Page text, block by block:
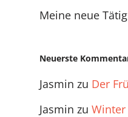
Meine neue
Neuerste
Jasmin zu Der
Jasmin zu Winter